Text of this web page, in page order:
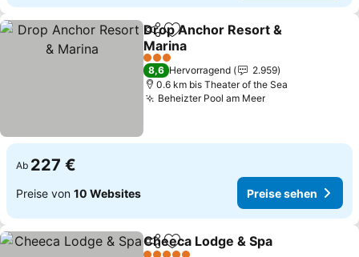
TeilenZu Favoriten hinzufügen
Drop Anchor Resort &
Marina
Preise sehen
3 Sterne
8,6 Hervorragend
2.959
0.6 km bis Theater of the Sea
Beheizter Pool am MeerPreise sehen
Ab 227 €
Preise von 10 Websites Preise sehen
TeilenZu Favoriten hinzufügen
Cheeca Lodge & Spa